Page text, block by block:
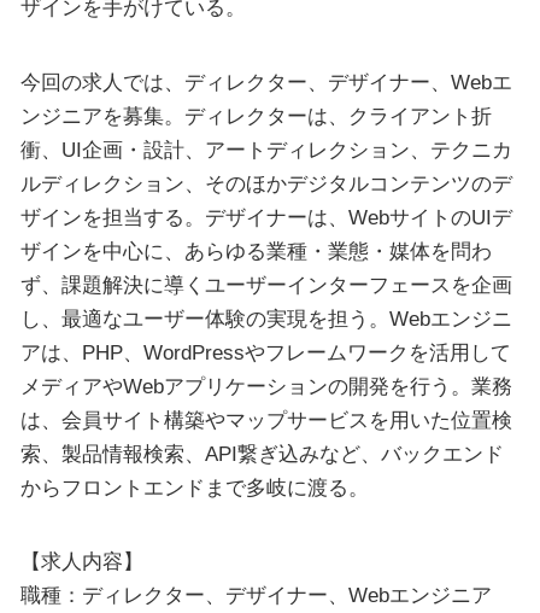
ザインを手がけている。
今回の求人では、ディレクター、デザイナー、Webエ
ンジニアを募集。ディレクターは、クライアント折
衝、UI企画・設計、アートディレクション、テクニカ
ルディレクション、そのほかデジタルコンテンツのデ
ザインを担当する。デザイナーは、WebサイトのUIデ
ザインを中心に、あらゆる業種・業態・媒体を問わ
ず、課題解決に導くユーザーインターフェースを企画
し、最適なユーザー体験の実現を担う。Webエンジニ
アは、PHP、WordPressやフレームワークを活用して
メディアやWebアプリケーションの開発を行う。業務
は、会員サイト構築やマップサービスを用いた位置検
索、製品情報検索、API繋ぎ込みなど、バックエンド
からフロントエンドまで多岐に渡る。
【求人内容】
職種：ディレクター、デザイナー、Webエンジニア